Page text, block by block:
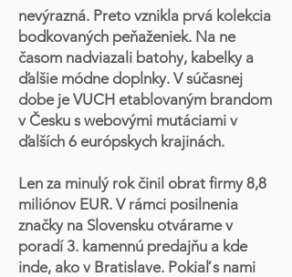
nevýrazná. Preto vznikla prvá kolekcia
bodkovaných peňaženiek. Na ne
časom nadviazali batohy, kabelky a
ďalšie módne doplnky. V súčasnej
dobe je VUCH etablovaným brandom
v Česku s webovými mutáciami v
ďalších 6 európskych krajinách.
Len za minulý rok činil obrat firmy 8,8
miliónov EUR. V rámci posilnenia
značky na Slovensku otvárame v
poradí 3. kamennú predajňu a kde
inde, ako v Bratislave. Pokiaľ s nami